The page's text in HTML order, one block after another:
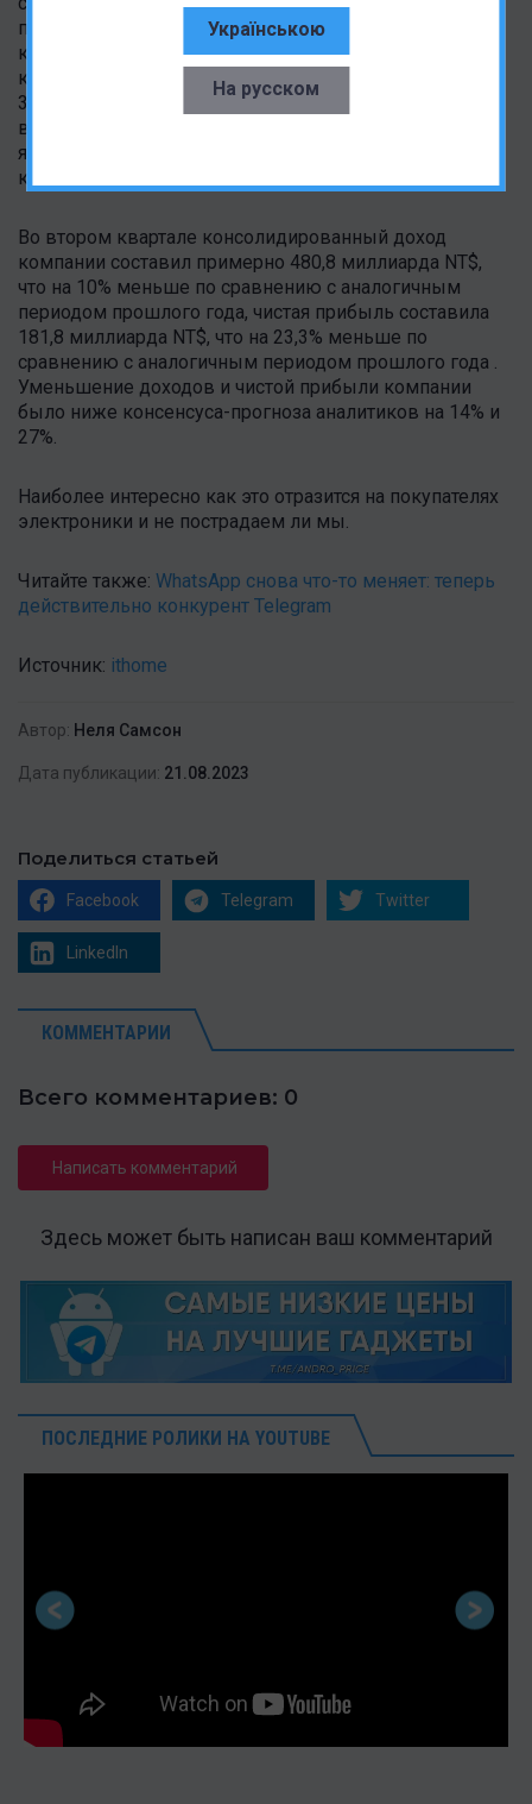
Українською
На русском
продукцию потребительской электроники,
консолидированный доход компании в первом
квартале этого года составил 508,63 млрд NT$, что на
3,6% больше, чем в прошлом году, чистая прибыль
возросла только на 2,1% в годовом исчислении, что
является рекордным показателем. Наименьший
квартальный рост почти за четыре года.
Во втором квартале консолидированный доход
компании составил примерно 480,8 миллиарда NT$,
что на 10% меньше по сравнению с аналогичным
периодом прошлого года, чистая прибыль составила
181,8 миллиарда NT$, что на 23,3% меньше по
сравнению с аналогичным периодом прошлого года .
Уменьшение доходов и чистой прибыли компании
было ниже консенсуса-прогноза аналитиков на 14% и
27%.
Наиболее интересно как это отразится на покупателях
электроники и не пострадаем ли мы.
Читайте также: WhatsApp снова что-то меняет: теперь
действительно конкурент Telegram
Источник: ithome
Автор: Неля Самсон
Дата публикации: 21.08.2023
Поделиться статьей
Facebook Telegram Twitter
LinkedIn
КОММЕНТАРИИ
Всего комментариев: 0
Написать комментарий
Здесь может быть написан ваш комментарий
ПОСЛЕДНИЕ РОЛИКИ НА YOUTUBE